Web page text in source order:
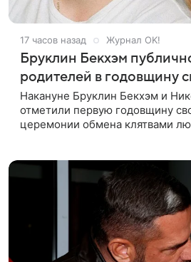
17 часов назад Журнал OK!
Бруклин Бекхэм
родителей в годовщину
Накануне Бруклин Бекхэм и
отметили первую годовщину
церемонии обмена клятвами